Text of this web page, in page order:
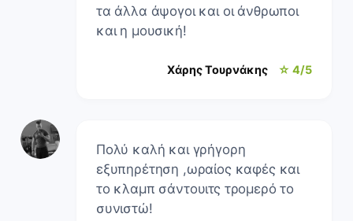
τα άλλα άψογοι και οι άνθρωποι
και η μουσική!
Χάρης Τουρνάκης ☆ 4/5
Πολύ καλή και γρήγορη
εξυπηρέτηση ,ωραίος καφές και
το κλαμπ σάντουιτς τρομερό το
συνιστώ!